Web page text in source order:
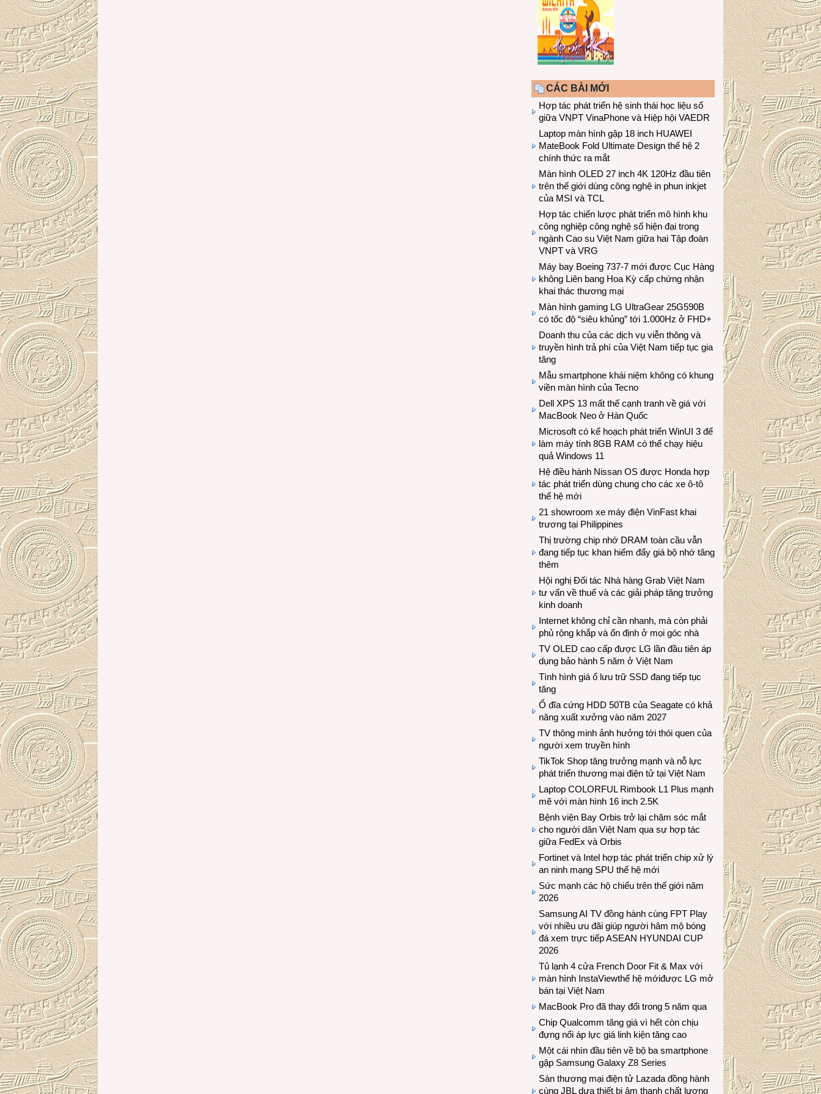
CÁC BÀI MỚI
Hợp tác phát triển hệ sinh thái học liệu số
giữa VNPT VinaPhone và Hiệp hội VAEDR
Laptop màn hình gập 18 inch HUAWEI
MateBook Fold Ultimate Design thế hệ 2
chính thức ra mắt
Màn hình OLED 27 inch 4K 120Hz đầu tiên
trên thế giới dùng công nghệ in phun inkjet
của MSI và TCL
Hợp tác chiến lược phát triển mô hình khu
công nghiệp công nghệ số hiện đại trong
ngành Cao su Việt Nam giữa hai Tập đoàn
VNPT và VRG
Máy bay Boeing 737-7 mới được Cục Hàng
không Liên bang Hoa Kỳ cấp chứng nhận
khai thác thương mại
Màn hình gaming LG UltraGear 25G590B
có tốc độ “siêu khủng” tới 1.000Hz ở FHD+
Doanh thu của các dịch vụ viễn thông và
truyền hình trả phí của Việt Nam tiếp tục gia
tăng
Mẫu smartphone khái niệm không có khung
viền màn hình của Tecno
Dell XPS 13 mất thế cạnh tranh về giá với
MacBook Neo ở Hàn Quốc
Microsoft có kế hoạch phát triển WinUI 3 để
làm máy tính 8GB RAM có thể chạy hiệu
quả Windows 11
Hệ điều hành Nissan OS được Honda hợp
tác phát triển dùng chung cho các xe ô-tô
thế hệ mới
21 showroom xe máy điện VinFast khai
trương tại Philippines
Thị trường chip nhớ DRAM toàn cầu vẫn
đang tiếp tục khan hiếm đẩy giá bộ nhớ tăng
thêm
Hội nghị Đối tác Nhà hàng Grab Việt Nam
tư vấn về thuế và các giải pháp tăng trưởng
kinh doanh
Internet không chỉ cần nhanh, mà còn phải
phủ rộng khắp và ổn định ở mọi góc nhà
TV OLED cao cấp được LG lần đầu tiên áp
dụng bảo hành 5 năm ở Việt Nam
Tình hình giá ổ lưu trữ SSD đang tiếp tục
tăng
Ổ đĩa cứng HDD 50TB của Seagate có khả
năng xuất xưởng vào năm 2027
TV thông minh ảnh hưởng tới thói quen của
người xem truyền hình
TikTok Shop tăng trưởng mạnh và nỗ lực
phát triển thương mại điện tử tại Việt Nam
Laptop COLORFUL Rimbook L1 Plus mạnh
mẽ với màn hình 16 inch 2.5K
Bệnh viện Bay Orbis trở lại chăm sóc mắt
cho người dân Việt Nam qua sự hợp tác
giữa FedEx và Orbis
Fortinet và Intel hợp tác phát triển chip xử lý
an ninh mạng SPU thế hệ mới
Sức mạnh các hộ chiếu trên thế giới năm
2026
Samsung AI TV đồng hành cùng FPT Play
với nhiều ưu đãi giúp người hâm mộ bóng
đá xem trực tiếp ASEAN HYUNDAI CUP
2026
Tủ lạnh 4 cửa French Door Fit & Max với
màn hình InstaViewthế hệ mớiđược LG mở
bán tại Việt Nam
MacBook Pro đã thay đổi trong 5 năm qua
Chip Qualcomm tăng giá vì hết còn chịu
đựng nổi áp lực giá linh kiện tăng cao
Một cái nhìn đầu tiên về bộ ba smartphone
gập Samsung Galaxy Z8 Series
Sàn thương mại điện tử Lazada đồng hành
cùng JBL dưa thiết bị âm thanh chất lượng